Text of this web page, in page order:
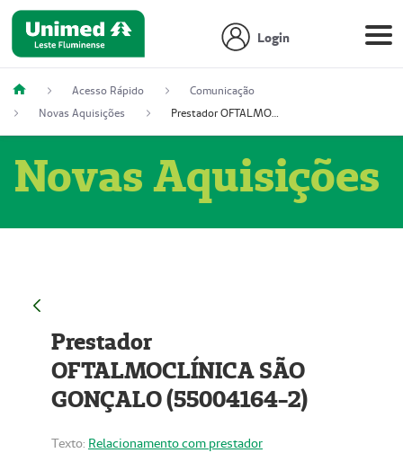
Login
Acesso Rápido
Comunicação
Novas Aquisições
Prestador OFTALMOCLÍNICA SÃO GONÇALO (55004164-2)
Novas Aquisições
Prestador
OFTALMOCLÍNICA SÃO
GONÇALO (55004164-2)
Texto: Relacionamento com prestador